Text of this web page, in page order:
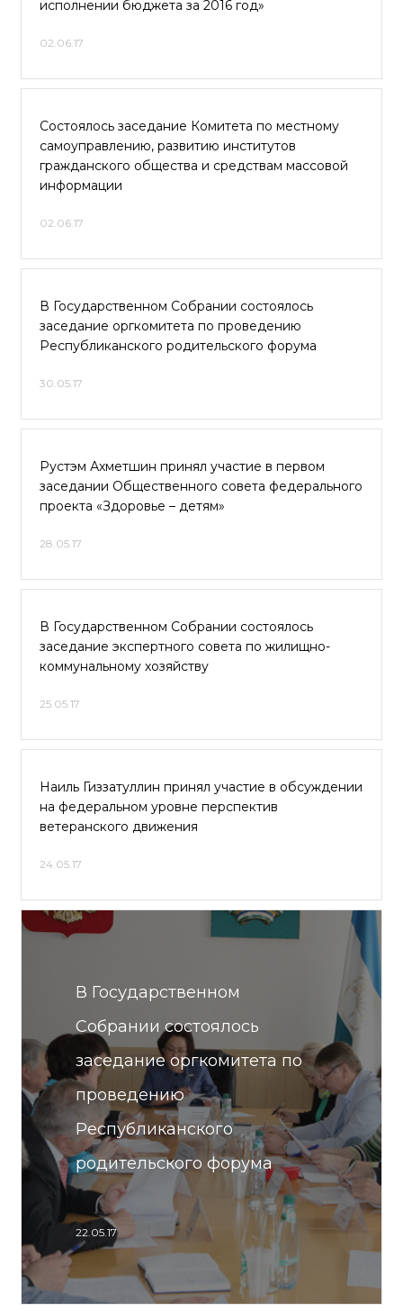
исполнении бюджета за 2016 год»
02.06.17
Состоялось заседание Комитета по местному
самоуправлению, развитию институтов
гражданского общества и средствам массовой
информации
02.06.17
В Государственном Собрании состоялось
заседание оргкомитета по проведению
Республиканского родительского форума
30.05.17
Рустэм Ахметшин принял участие в первом
заседании Общественного совета федерального
проекта «Здоровье – детям»
28.05.17
В Государственном Собрании состоялось
заседание экспертного совета по жилищно-
коммунальному хозяйству
25.05.17
Наиль Гиззатуллин принял участие в обсуждении
на федеральном уровне перспектив
ветеранского движения
24.05.17
В Государственном
Собрании состоялось
заседание оргкомитета по
проведению
Республиканского
родительского форума
22.05.17